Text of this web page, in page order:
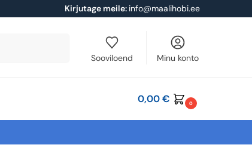
Kirjutage meile: info@maalihobi.ee
Sooviloend Minu konto
0,00€ 0